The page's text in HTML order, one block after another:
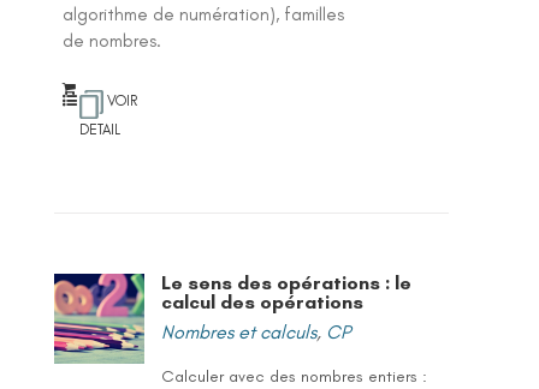
algorithme de numération), familles
de nombres.
VOIR
DETAIL
Le sens des opérations : le
calcul des opérations
Nombres et calculs, CP
Calculer avec des nombres entiers :